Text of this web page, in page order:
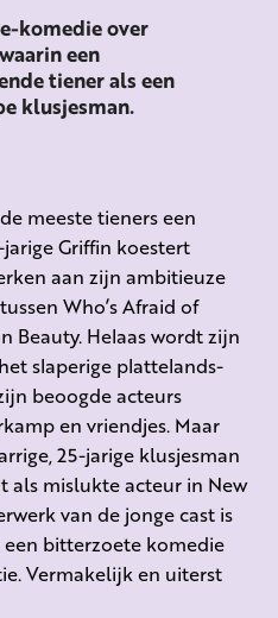
komedie over
een
tiener als een
klusjesman.
meeste tieners een
Griffin koestert
aan zijn ambitieuze
Who’s Afraid of
Beauty. Helaas wordt zijn
slaperige plattelands-
beoogde acteurs
en vriendjes. Maar
25-jarige klusjesman
als mislukte acteur in New
van de jonge cast is
bitterzoete komedie
Vermakelijk en uiterst